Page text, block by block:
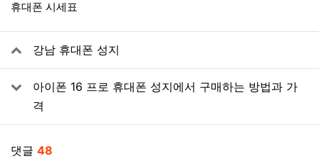
휴대폰 시세표
관련자료
강남 휴대폰 성지
아이폰 16 프로 휴대폰 성지에서 구매하는 방법과 가
격
댓글 48